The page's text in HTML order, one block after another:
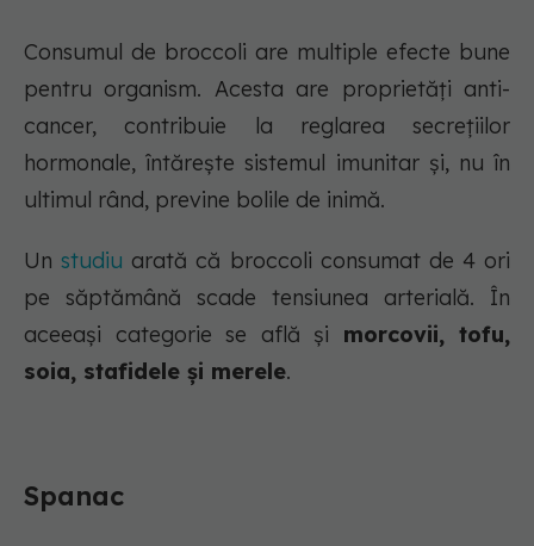
Consumul de broccoli are multiple efecte bune
pentru organism. Acesta are proprietăți anti-
cancer, contribuie la reglarea secrețiilor
hormonale, întărește sistemul imunitar și, nu în
ultimul rând, previne bolile de inimă.
Unstudiu arată că broccoli consumat de 4 ori
pe săptămână scade tensiunea arterială. În
aceeași categorie se află și morcovii, tofu,
soia, stafidele și merele.
Spanac